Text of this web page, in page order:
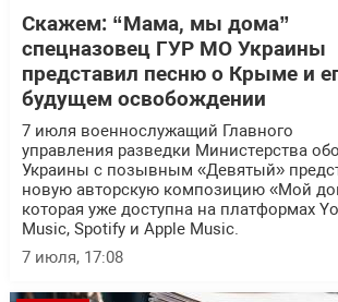
Скажем: “Мама, мы дома”
спецназовец ГУР МО Украины
представил песню о Крыме и
будущем освобождении
7 июля военнослужащий Главного
управления разведки Министерства
Украины с позывным «Девятый»
новую авторскую композицию «Мой
которая уже доступна на платформах
Music, Spotify и Apple Music.
7 июля, 17:08